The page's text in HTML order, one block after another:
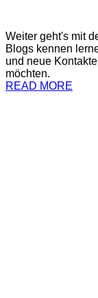
Weiter geht's mit
Blogs kennen
und neue
möchten.
READ MORE